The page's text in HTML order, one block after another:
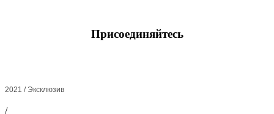
Присоединяйтесь
2021 / Эксклюзив
/